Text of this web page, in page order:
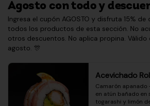
Agosto con todo y
Ingresa el cupón AGOSTO y disfruta 15%
todos los productos de esta sección. No
otros descuentos. No aplica propina. Válido
agosto. 🎊
Acevichado
Camarón
en atún bañado en
togarashi y limón